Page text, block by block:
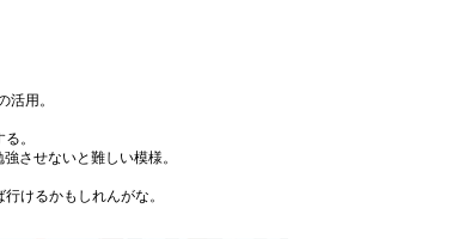
活用。
。
させないと難しい模様。
けるかもしれんがな。